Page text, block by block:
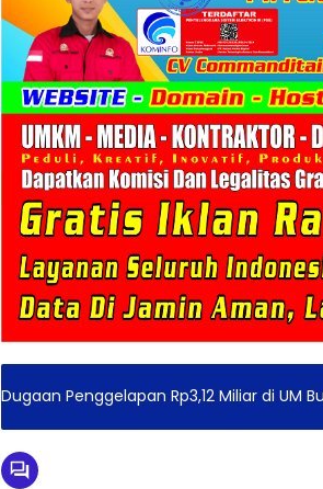
Dugaan Penggelapan Rp3,12 Miliar di UM